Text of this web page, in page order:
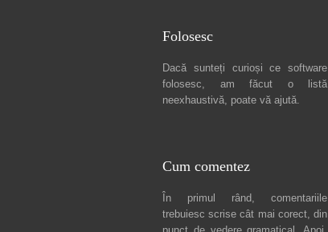
Folosesc
Dacă sunteți curioși ce software
folosesc, am făcut o listă
neexhaustivă, poate vă ajută.
Cum comentez
În primul rând, comentariile
trebuiesc scrise cât mai corect, din